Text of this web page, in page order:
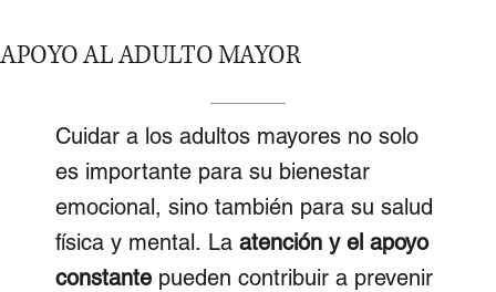
APOYO AL ADULTO MAYOR
Cuidar a los adultos mayores no solo
es importante para su bienestar
emocional, sino también para su salud
física y mental. Laatención y el apoyo
constante pueden contribuir a prevenir